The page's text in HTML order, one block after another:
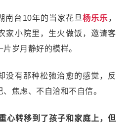
南台10年的当家花旦杨乐乐 ，
家小院里，生火做饭，邀请客
岁月静好的模样。
没有那种松弛治愈的感觉，反
焦虑、不自洽和不自信。
心转移到了孩子和家庭上，但